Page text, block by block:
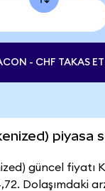
- CHF TAKAS ET
piyasa
güncel fiyatı
Dolaşımdaki